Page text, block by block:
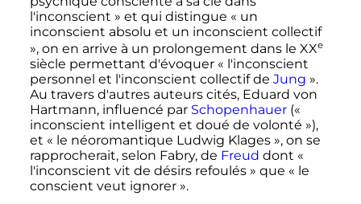
l'inconscient » et qui distingue « un
inconscient absolu et un inconscient collectif
», on en arrive à un prolongement dans le XXe
siècle permettant d'évoquer « l'inconscient
personnel et l'inconscient collectif de Jung ».
Au travers d'autres auteurs cités, Eduard von
Hartmann, influencé par Schopenhauer(«
inconscient intelligent et doué de volonté »),
et « le néoromantique Ludwig Klages », on se
rapprocherait, selon Fabry, de Freud dont «
l'inconscient vit de désirs refoulés » que « le
conscient veut ignorer ».